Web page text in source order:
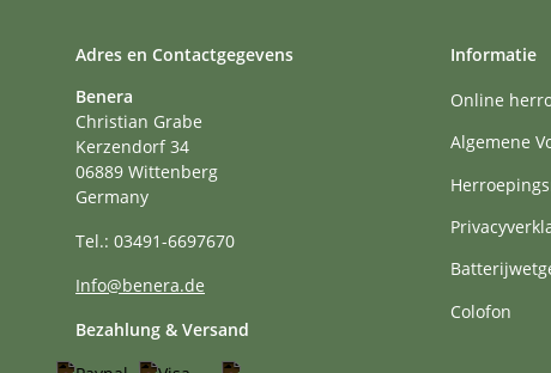
Adres en Contactgegevens
Benera
Christian Grabe
Kerzendorf 34
06889 Wittenberg
Germany
Tel.: 03491-6697670
Info@benera.de
Bezahlung & Versand
Informatie
Online
Algemene
Colofon